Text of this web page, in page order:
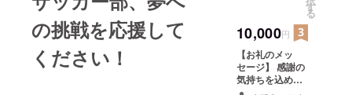
の挑戦を応援して
ください！
載ください
(OBOG、〇〇選
手保護者の知
人、〇〇選手の
ジュニアチーム
す
る
10,000円
【お礼のメッ
セージ】 感謝の
気持ちを込め
て、お礼のメッ